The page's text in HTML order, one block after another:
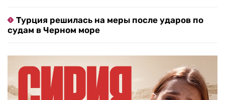
Турция решилась на меры после ударов по
судам в Черном море